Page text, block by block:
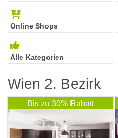
Online Shops
Alle Kategorien
Wien 2. Bezirk
Bis zu 30% Rabatt